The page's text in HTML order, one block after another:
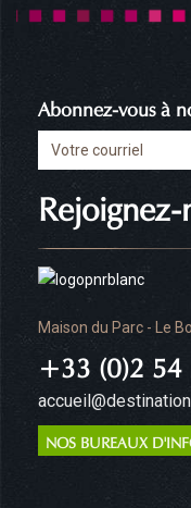
Maison du Parc - Le
+33 (0)2 54
NOS BUREAUX
Rejoignez-
Abonnez-vous à